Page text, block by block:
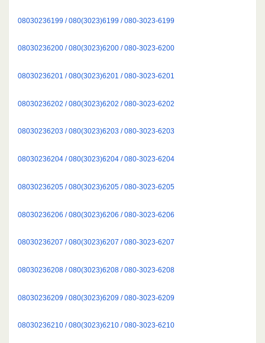
08030236199 / 080(3023)6199 / 080-3023-6199
08030236200 / 080(3023)6200 / 080-3023-6200
08030236201 / 080(3023)6201 / 080-3023-6201
08030236202 / 080(3023)6202 / 080-3023-6202
08030236203 / 080(3023)6203 / 080-3023-6203
08030236204 / 080(3023)6204 / 080-3023-6204
08030236205 / 080(3023)6205 / 080-3023-6205
08030236206 / 080(3023)6206 / 080-3023-6206
08030236207 / 080(3023)6207 / 080-3023-6207
08030236208 / 080(3023)6208 / 080-3023-6208
08030236209 / 080(3023)6209 / 080-3023-6209
08030236210 / 080(3023)6210 / 080-3023-6210